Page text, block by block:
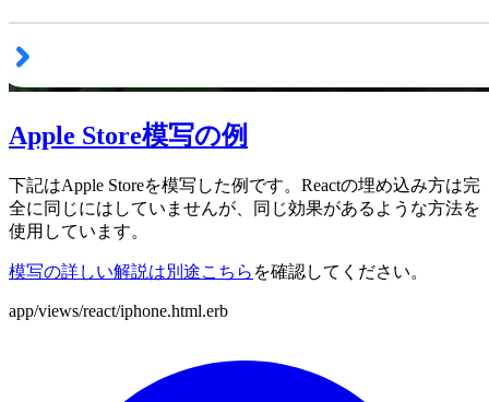
Apple Store模写の例
下記はApple Storeを模写した例です。Reactの埋め込み方は完
全に同じにはしていませんが、同じ効果があるような方法を
使用しています。
模写の詳しい解説は別途こちら を確認してください。
app/views/react/iphone.html.erb